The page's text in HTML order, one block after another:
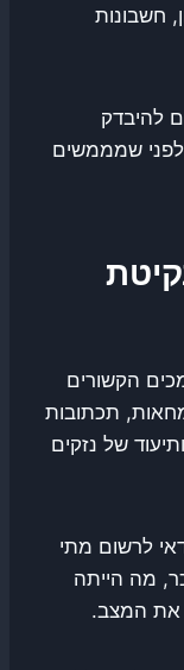
חשבונות
להיבדק
לפני שמממשים
הקשורים
תכתובות
של נזקים
לרשום מתי
מה הייתה
את המצב.